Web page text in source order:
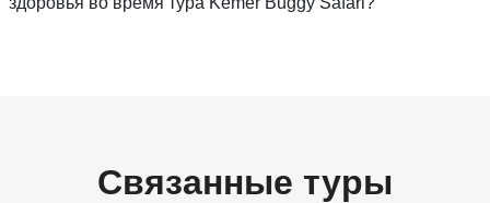
Связанные туры